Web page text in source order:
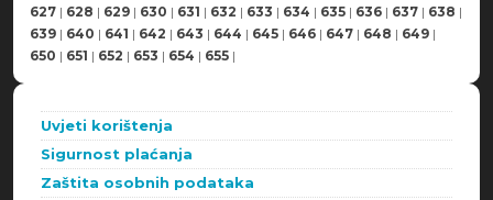
627 | 628 | 629 | 630 | 631 | 632 | 633 | 634 | 635 | 636 | 637 | 638 |
639 | 640 | 641 | 642 | 643 | 644 | 645 | 646 | 647 | 648 | 649 |
650 | 651 | 652 | 653 | 654 | 655 |
Uvjeti korištenja
Sigurnost plaćanja
Zaštita osobnih podataka